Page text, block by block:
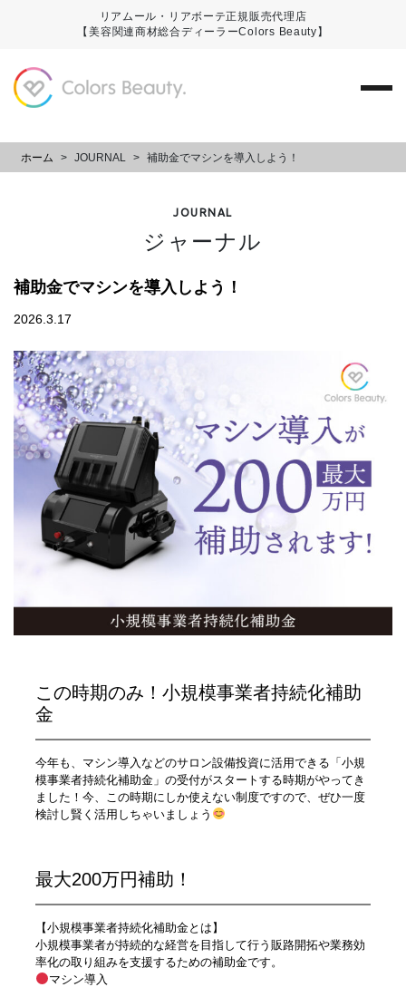
リアムール・リアボーテ正規販売代理店
【美容関連商材総合ディーラーColors Beauty】
ホーム > JOURNAL > 補助金でマシンを導入しよう！
JOURNAL
ジャーナル
補助金でマシンを導入しよう！
2026.3.17
この時期のみ！小規模事業者持続化補助
金
今年も、マシン導入などのサロン設備投資に活用できる「小規
模事業者持続化補助金」の受付がスタートする時期がやってき
ました！今、この時期にしか使えない制度ですので、ぜひ一度
検討し賢く活用しちゃいましょう
最大200万円補助！
【小規模事業者持続化補助金とは】
小規模事業者が持続的な経営を目指して行う販路開拓や業務効
率化の取り組みを支援するための補助金です。
マシン導入